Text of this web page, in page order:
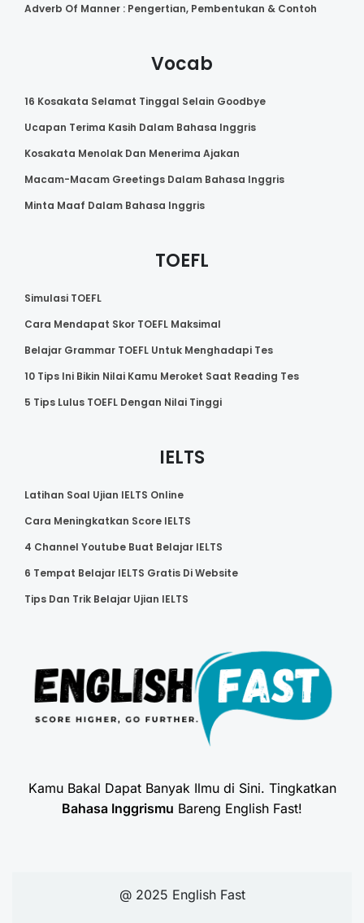
Adverb Of Manner : Pengertian, Pembentukan & Contoh
Vocab
16 Kosakata Selamat Tinggal Selain Goodbye
Ucapan Terima Kasih Dalam Bahasa Inggris
Kosakata Menolak Dan Menerima Ajakan
Macam-Macam Greetings Dalam Bahasa Inggris
Minta Maaf Dalam Bahasa Inggris
TOEFL
Simulasi TOEFL
Cara Mendapat Skor TOEFL Maksimal
Belajar Grammar TOEFL Untuk Menghadapi Tes
10 Tips Ini Bikin Nilai Kamu Meroket Saat Reading Tes
5 Tips Lulus TOEFL Dengan Nilai Tinggi
IELTS
Latihan Soal Ujian IELTS Online
Cara Meningkatkan Score IELTS
4 Channel Youtube Buat Belajar IELTS
6 Tempat Belajar IELTS Gratis Di Website
Tips Dan Trik Belajar Ujian IELTS
Kamu Bakal Dapat Banyak Ilmu di Sini. Tingkatkan
Bahasa Inggrismu Bareng English Fast!
@ 2025 English Fast